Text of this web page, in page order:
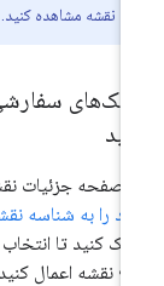
نقشه مشاهده کنید.
سفارشی
صفحه جزئیات نقشه،
را به شناسه نقشه
کنید تا انتخاب
نقشه اعمال کنید